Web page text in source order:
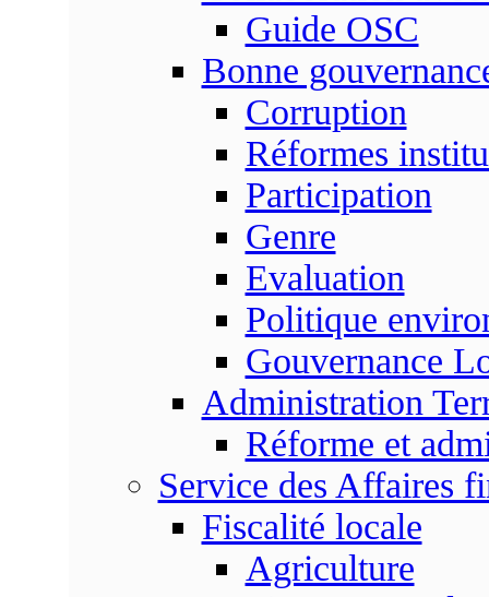
Guide OSC
Bonne
Corruption
Réformes
Participation
Genre
Evaluation
Politique
Gouvernance
Administration
Réforme et
Service des Affaires
Fiscalité locale
Agriculture